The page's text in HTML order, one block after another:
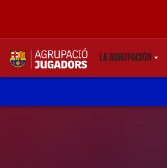
label.aria.abjlogo LA AGRUPACIÓN